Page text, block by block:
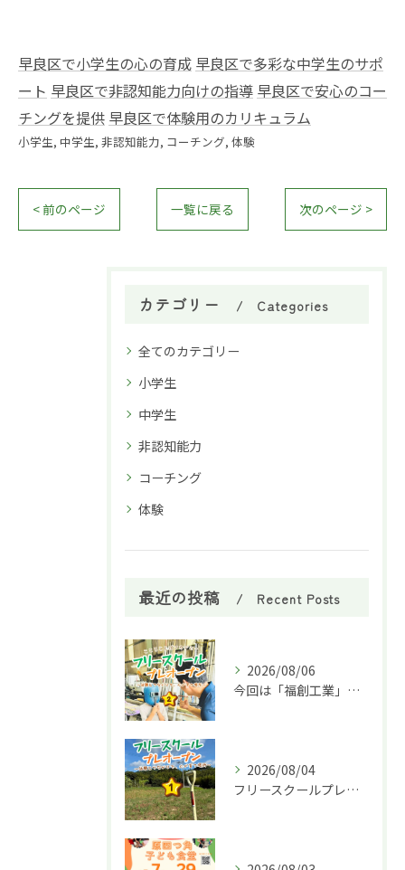
早良区で小学生の心の育成 早良区で多彩な中学生のサポ
ート 早良区で非認知能力向けの指導 早良区で安心のコー
チングを提供 早良区で体験用のカリキュラム
小学生 中学生 非認知能力 コーチング 体験
< 前のページ 一覧に戻る 次のページ >
カテゴリー Categories
全てのカテゴリー
小学生
中学生
非認知能力
コーチング
体験
最近の投稿 Recent Posts
2026/08/06
今回は「福創工業」様へ企業訪問に行ってきました！🏭✨
2026/08/04
フリースクールプレオープン①